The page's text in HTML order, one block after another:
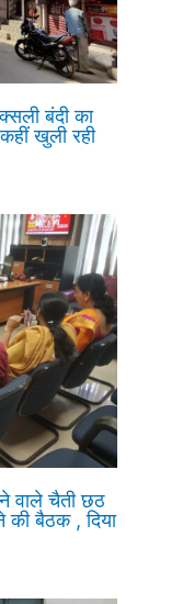
बंदी का
खुली रही
वाले चैती छठ
की बैठक , दिया